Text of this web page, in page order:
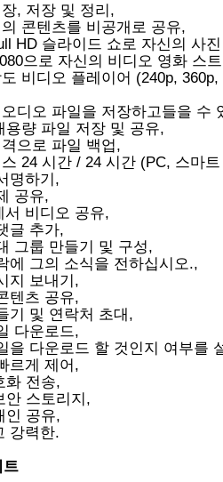
, 저장 및 정리,
콘텐츠를 비공개로 공유,
HD 슬라이드 쇼로 자신의 사
으로 자신의 비디오 영화 스
비디오 플레이어 (240p, 360p,
디오 파일을 저장하고들을 수
용량 파일 저장 및 공유,
으로 파일 백업,
24 시간 / 24 시간 (PC, 스마
명하기,
공유,
서 비디오 공유,
글 추가,
그룹 만들기 및 구성,
에 그의 소식을 전하십시오.,
지 보내기,
텐츠 공유,
기 및 연락처 초대,
다운로드,
을 다운로드 할 것인지 여부를
르게 제어,
화 전송,
안 스토리지,
인 공유,
강력한.
트